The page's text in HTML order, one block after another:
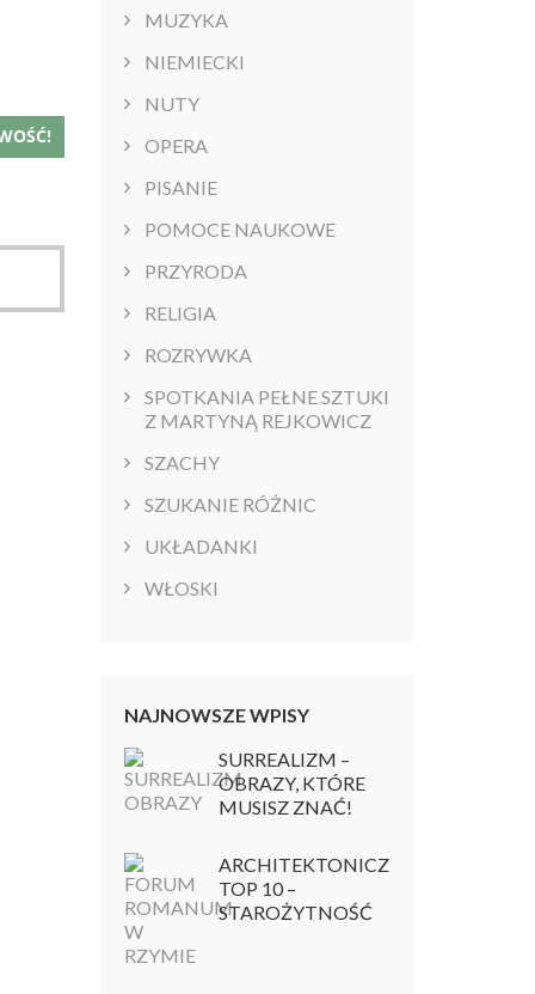
MUZYKA
NIEMIECKI
NUTY
OPERA
PISANIE
POMOCE NAUKOWE
PRZYRODA
RELIGIA
ROZRYWKA
SPOTKANIA PEŁNE SZTUKI
Z MARTYNĄ REJKOWICZ
SZACHY
SZUKANIE RÓŻNIC
UKŁADANKI
WŁOSKI
NAJNOWSZE WPISY
SURREALIZM –
OBRAZY, KTÓRE
MUSISZ ZNAĆ!
ARCHITEKTONICZNY
TOP 10 –
STAROŻYTNOŚĆ